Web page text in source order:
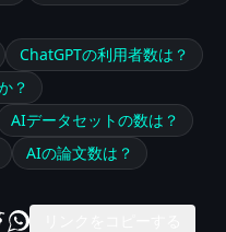
ChatGPTの利用者数は？
？
AIデータセットの数は？
AIの論文数は？